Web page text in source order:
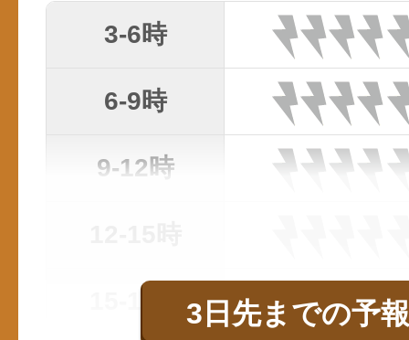
3-6時
6-9時
9-12時
3日先までの予